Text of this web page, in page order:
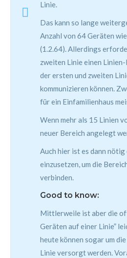
Linie.
Das kann so lange
Anzahl von 64 Geräten
(1.2.64). Allerdings
zweiten Linie einen
der ersten und zweiten
kommunizieren können.
für ein Einfamilienhaus
Wenn mehr als 15 Linien
neuer Bereich angelegt
Auch hier ist es dann
einzusetzen, um die
verbinden.
Good to know:
Mittlerweile ist aber die
Geräten auf einer Linie”
heute können sogar um
Linie versorgt werden.